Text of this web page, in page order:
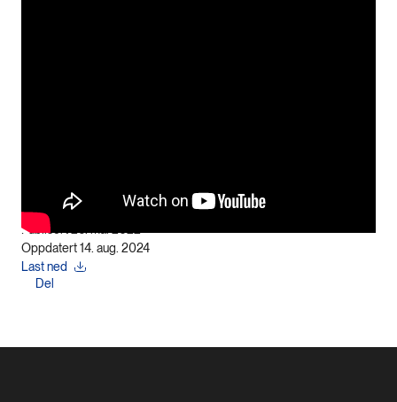
Publisert 26. mai 2022
Oppdatert 14. aug. 2024
Last ned
Del